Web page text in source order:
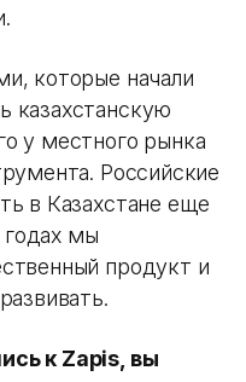
которые начали
казахстанскую
у местного рынка
Российские
в Казахстане еще
годах мы
продукт и
к Zapis, вы